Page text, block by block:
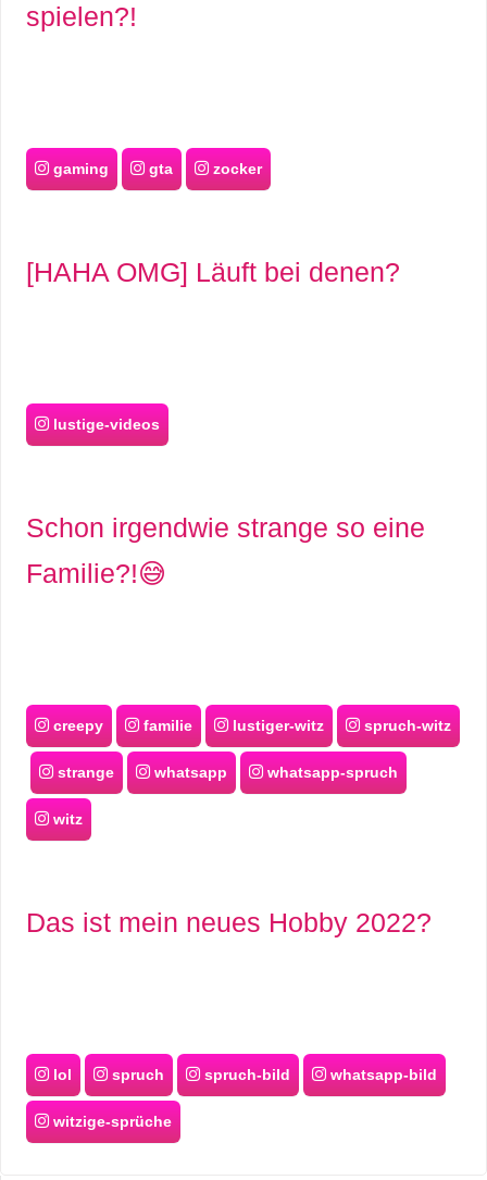
spielen?!
gaming gta zocker
[HAHA OMG] Läuft bei denen?
lustige-videos
Schon irgendwie strange so eine
Familie?!😅
creepy familie lustiger-witz spruch-witz
strange whatsapp whatsapp-spruch
witz
Das ist mein neues Hobby 2022?
lol spruch spruch-bild whatsapp-bild
witzige-sprüche